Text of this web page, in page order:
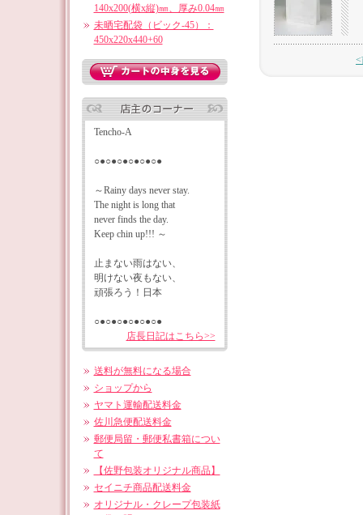
140x200(横x縦)㎜、厚み0.04㎜
未晒宅配袋（ビック-45）：
450x220x440+60
Tencho-A
○●○●○●○●○●○●
～Rainy days never stay.
The night is long that
never finds the day.
Keep chin up!!! ～
止まない雨はない、
明けない夜もない、
頑張ろう！日本
○●○●○●○●○●○●
店長日記はこちら>>
送料が無料になる場合
ショップから
ヤマト運輸配送料金
佐川急便配送料金
郵便局留・郵便私書箱につい
て
【佐野包装オリジナル商品】
セイニチ商品配送料金
オリジナル・クレープ包装紙
<